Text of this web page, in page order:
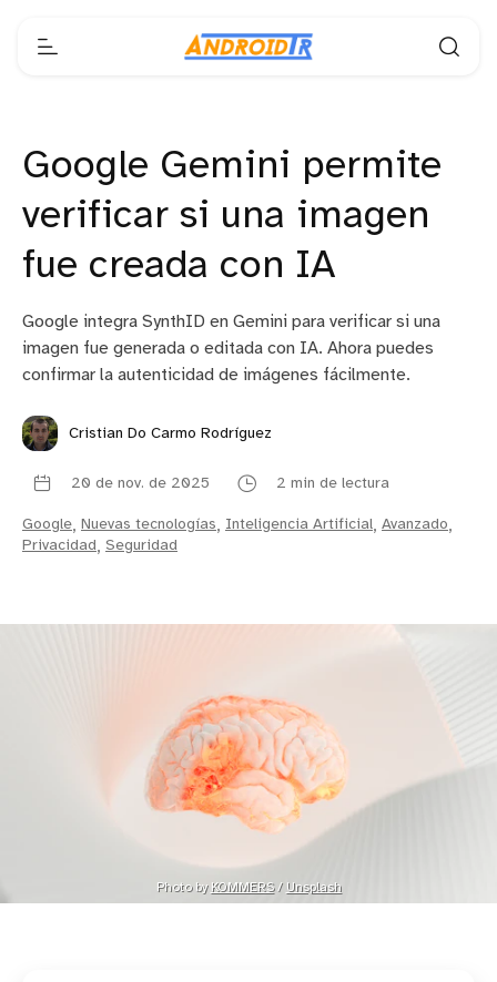
Google Gemini permite
verificar si una imagen
fue creada con IA
Google integra SynthID en Gemini para verificar si una
imagen fue generada o editada con IA. Ahora puedes
confirmar la autenticidad de imágenes fácilmente.
Cristian Do Carmo Rodríguez
20 de nov. de 2025 2 min de lectura
Google, Nuevas tecnologías, Inteligencia Artificial, Avanzado,
Privacidad, Seguridad
Photo by KOMMERS / Unsplash